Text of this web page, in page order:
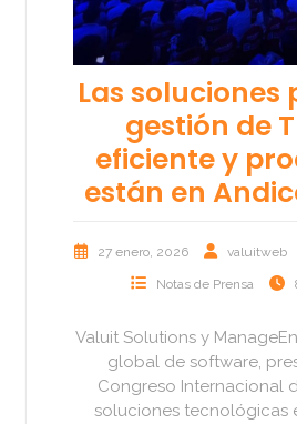
Las soluciones
gestión de
eficiente y
están en
27 enero, 2026 valuitweb
Notas de Prensa
Valuit Solutions y
global de software,
Congreso Internacional
soluciones tecnológicas